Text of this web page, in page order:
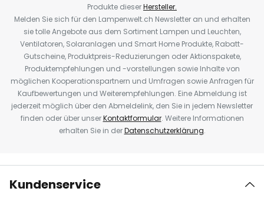
Produkte dieserHersteller.
Melden Sie sich für den Lampenwelt.ch Newsletter an und erhalten
sie tolle Angebote aus dem Sortiment Lampen und Leuchten,
Ventilatoren, Solaranlagen und Smart Home Produkte, Rabatt-
Gutscheine, Produktpreis-Reduzierungen oder Aktionspakete,
Produktempfehlungen und -vorstellungen sowie Inhalte von
möglichen Kooperationspartnern und Umfragen sowie Anfragen für
Kaufbewertungen und Weiterempfehlungen. Eine Abmeldung ist
jederzeit möglich über den Abmeldelink, den Sie in jedem Newsletter
finden oder über unserKontaktformular. Weitere Informationen
erhalten Sie in derDatenschutzerklärung.
Kundenservice